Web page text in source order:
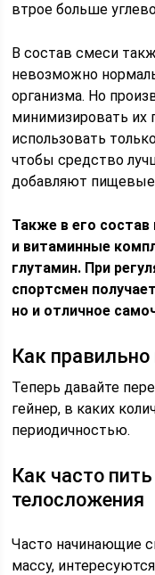
втрое больше
В состав смеси
невозможно
организма. Но
минимизировать их
использовать
чтобы средство
добавляют
Также в его
и витаминные
глутамин. При
спортсмен
но и отличное
Как правильно
Теперь давайте
гейнер, в каких
периодичностью.
Как часто
телосложения
Часто начинающие
массу,